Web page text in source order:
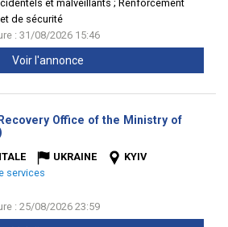
et malveillants ; Renforcement
de sécurité
: 31/08/2026 15:46
Voir l'annonce
Office of the Ministry of
UKRAINE
KYIV
services
: 25/08/2026 23:59